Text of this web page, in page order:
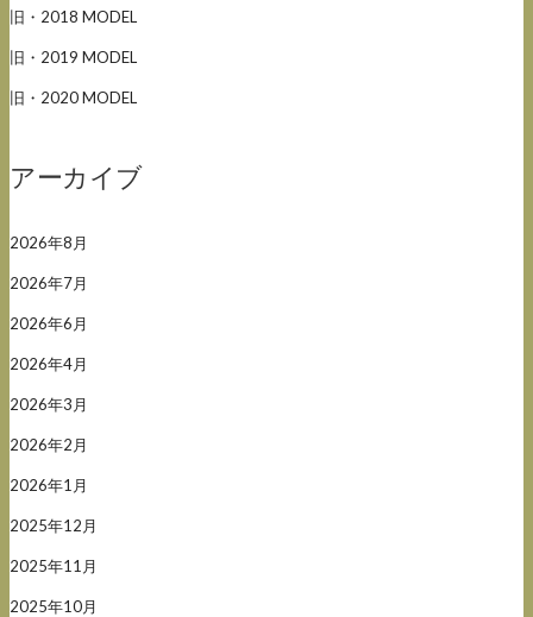
旧・2018 MODEL
旧・2019 MODEL
旧・2020 MODEL
アーカイブ
2026年8月
2026年7月
2026年6月
2026年4月
2026年3月
2026年2月
2026年1月
2025年12月
2025年11月
2025年10月